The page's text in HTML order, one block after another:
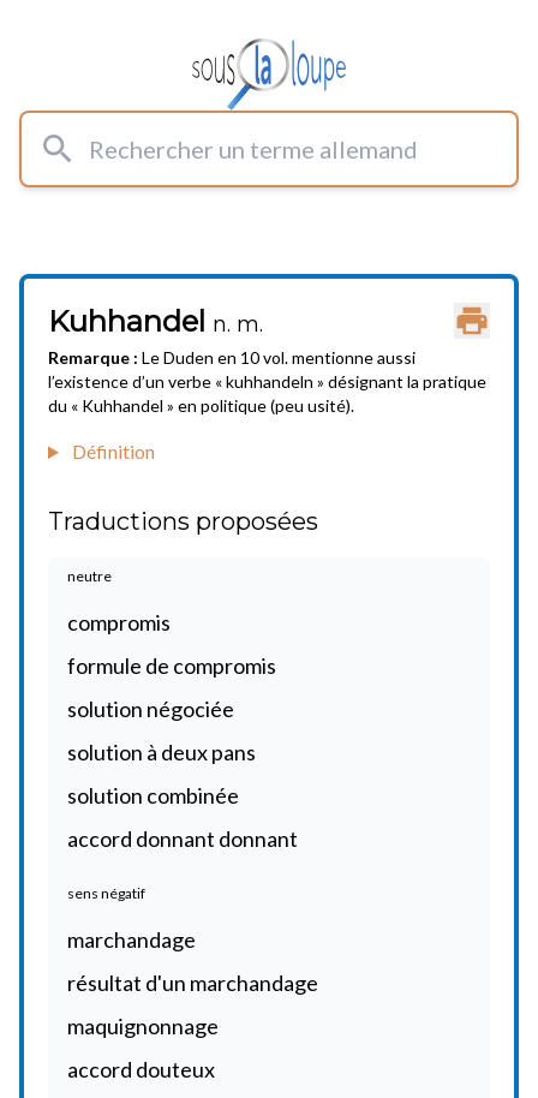
Rechercher un terme allemand
Kuhhandel n. m.
Remarque : Le Duden en 10 vol. mentionne aussi
l’existence d’un verbe « kuhhandeln » désignant la pratique
du « Kuhhandel » en politique (peu usité).
Définition
Traductions proposées
neutre
compromis
formule de compromis
solution négociée
solution à deux pans
solution combinée
accord donnant donnant
sens négatif
marchandage
résultat d'un marchandage
maquignonnage
accord douteux